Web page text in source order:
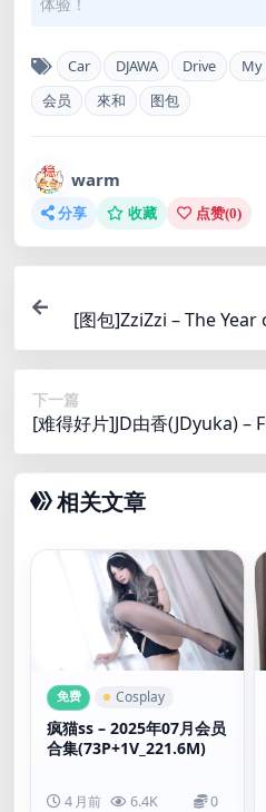
Car DJAWA Drive My
会员
來和 图包
warm
分享 收藏 点赞(0)
[图包]ZziZzi – The
下一篇
[难得好片]JD由香(JDyuka) –
相关文章
免费 Cosplay
疯猫ss – 2025年07月会员
合集(73P+1V_221.6M)
4 月前 6.4K 0